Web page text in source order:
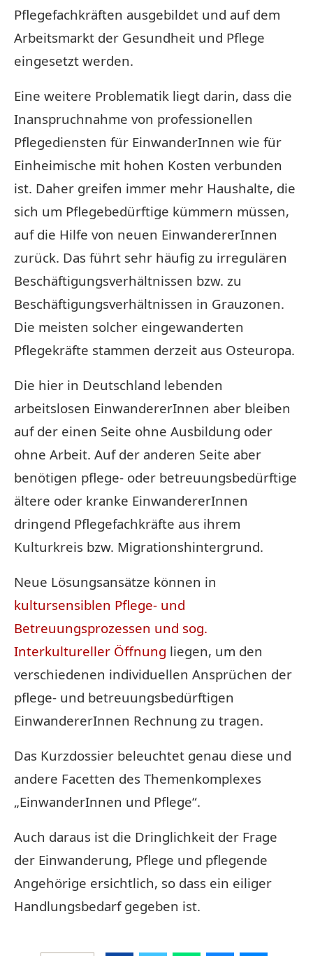
Pflegefachkräften ausgebildet und auf dem
Arbeitsmarkt der Gesundheit und Pflege
eingesetzt werden.
Eine weitere Problematik liegt darin, dass die
Inanspruchnahme von professionellen
Pflegediensten für EinwanderInnen wie für
Einheimische mit hohen Kosten verbunden
ist. Daher greifen immer mehr Haushalte, die
sich um Pflegebedürftige kümmern müssen,
auf die Hilfe von neuen EinwandererInnen
zurück. Das führt sehr häufig zu irregulären
Beschäftigungsverhältnissen bzw. zu
Beschäftigungsverhältnissen in Grauzonen.
Die meisten solcher eingewanderten
Pflegekräfte stammen derzeit aus Osteuropa.
Die hier in Deutschland lebenden
arbeitslosen EinwandererInnen aber bleiben
auf der einen Seite ohne Ausbildung oder
ohne Arbeit. Auf der anderen Seite aber
benötigen pflege- oder betreuungsbedürftige
ältere oder kranke EinwandererInnen
dringend Pflegefachkräfte aus ihrem
Kulturkreis bzw. Migrationshintergrund.
Neue Lösungsansätze können in
kultursensiblen Pflege- und
Betreuungsprozessen und sog.
Interkultureller Öffnung liegen, um den
verschiedenen individuellen Ansprüchen der
pflege- und betreuungsbedürftigen
EinwandererInnen Rechnung zu tragen.
Das Kurzdossier beleuchtet genau diese und
andere Facetten des Themenkomplexes
„EinwanderInnen und Pflege“.
Auch daraus ist die Dringlichkeit der Frage
der Einwanderung, Pflege und pflegende
Angehörige ersichtlich, so dass ein eiliger
Handlungsbedarf gegeben ist.